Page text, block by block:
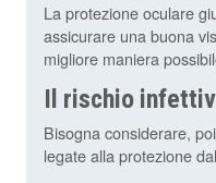
La protezione oculare
assicurare una buona
migliore maniera
Il rischio
Bisogna considerare,
legate alla protezione